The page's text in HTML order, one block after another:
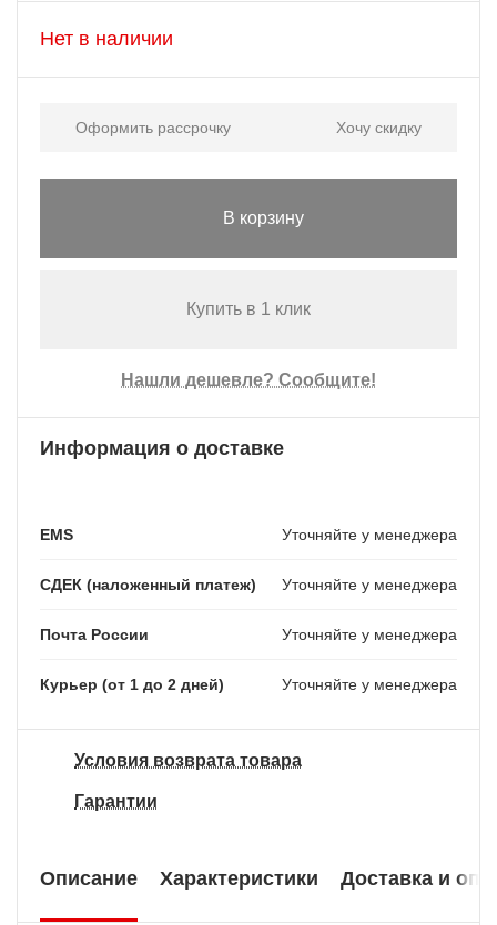
Нет в наличии
Оформить рассрочку Хочу скидку
В корзину
Купить в 1 клик
Нашли дешевле? Сообщите!
Информация о доставке
EMS Уточняйте у менеджера
СДЕК (наложенный платеж) Уточняйте у менеджера
Почта России Уточняйте у менеджера
Курьер (от 1 до 2 дней) Уточняйте у менеджера
Условия возврата товара
Гарантии
Описание Характеристики Доставка и